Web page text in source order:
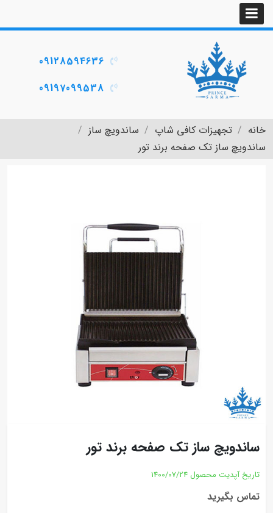
09128594636
09197099538
خانه تجهیزات کافی شاپ
ساندویچ ساز
ساندویچ ساز تک صفحه برند تور
ساندویچ ساز تک صفحه برند تور
تاریخ آپدیت محصول 1400/07/24
تماس بگیرید